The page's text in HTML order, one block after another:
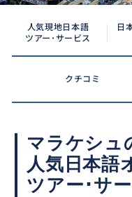
人気現地日本語
ツアー･サービス
日
クチコミ
マラケシュ
人気日本語
ツアー･サ